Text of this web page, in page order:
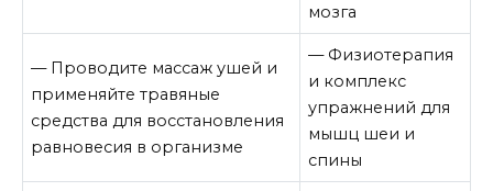
мозга
— Проводите массаж ушей и
применяйте травяные
средства для восстановления
равновесия в организме
— Физиотерапия
и комплекс
упражнений для
мышц шеи и
спины